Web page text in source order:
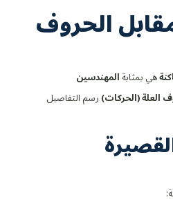
الحروف
هي بمثابةالمهندسين
العلة (الحركات)رسم التفاصيل